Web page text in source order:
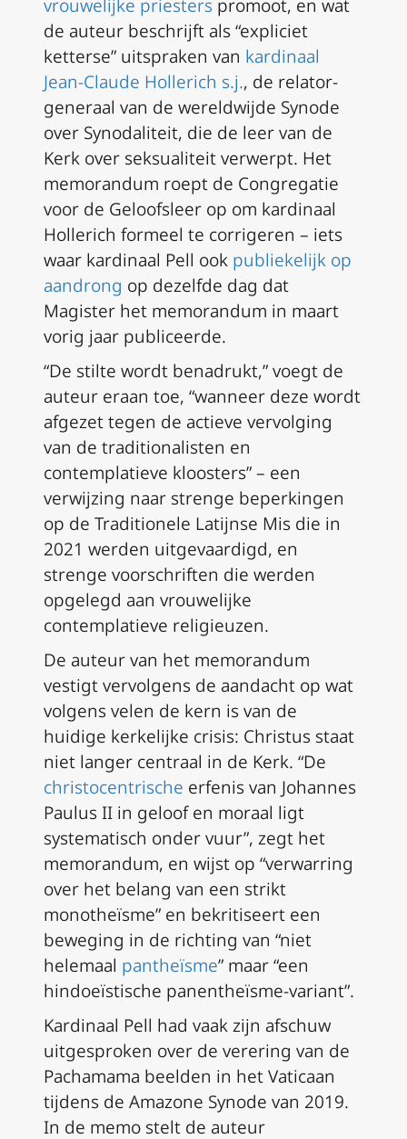
vrouwelijke priesters promoot, en wat
de auteur beschrijft als “expliciet
ketterse” uitspraken van kardinaal
Jean-Claude Hollerich s.j., de relator-
generaal van de wereldwijde Synode
over Synodaliteit, die de leer van de
Kerk over seksualiteit verwerpt. Het
memorandum roept de Congregatie
voor de Geloofsleer op om kardinaal
Hollerich formeel te corrigeren – iets
waar kardinaal Pell ook publiekelijk op
aandrong op dezelfde dag dat
Magister het memorandum in maart
vorig jaar publiceerde.
“De stilte wordt benadrukt,” voegt de
auteur eraan toe, “wanneer deze wordt
afgezet tegen de actieve vervolging
van de traditionalisten en
contemplatieve kloosters” – een
verwijzing naar strenge beperkingen
op de Traditionele Latijnse Mis die in
2021 werden uitgevaardigd, en
strenge voorschriften die werden
opgelegd aan vrouwelijke
contemplatieve religieuzen.
De auteur van het memorandum
vestigt vervolgens de aandacht op wat
volgens velen de kern is van de
huidige kerkelijke crisis: Christus staat
niet langer centraal in de Kerk. “De
christocentrische erfenis van Johannes
Paulus II in geloof en moraal ligt
systematisch onder vuur”, zegt het
memorandum, en wijst op “verwarring
over het belang van een strikt
monotheïsme” en bekritiseert een
beweging in de richting van “niet
helemaal pantheïsme” maar “een
hindoeïstische panentheïsme-variant”.
Kardinaal Pell had vaak zijn afschuw
uitgesproken over de verering van de
Pachamama beelden in het Vaticaan
tijdens de Amazone Synode van 2019.
In de memo stelt de auteur